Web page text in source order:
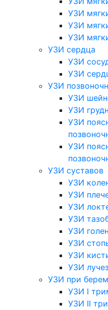
УЗИ
УЗИ
УЗИ
УЗИ сердца
УЗИ
УЗИ
УЗИ
УЗИ
УЗИ
УЗИ
УЗИ
УЗИ суставов
УЗИ
УЗИ
УЗИ
УЗИ
УЗИ
УЗИ
УЗИ
УЗИ
УЗИ при
УЗИ I
УЗИ II